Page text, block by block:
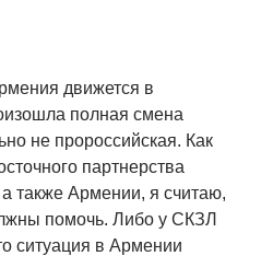
движется в
полная смена
не пророссийская. Как
партнерства
также Армении, я считаю,
помочь. Либо у СКЗЛ
ситуация в Армении